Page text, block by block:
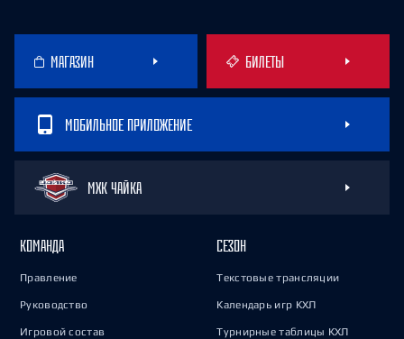
МАГАЗИН БИЛЕТЫ
МОБИЛЬНОЕ ПРИЛОЖЕНИЕ
МХК ЧАЙКА
КОМАНДА
Правление
Руководство
Игровой состав
СЕЗОН
Текстовые трансляции
Календарь игр КХЛ
Турнирные таблицы КХЛ